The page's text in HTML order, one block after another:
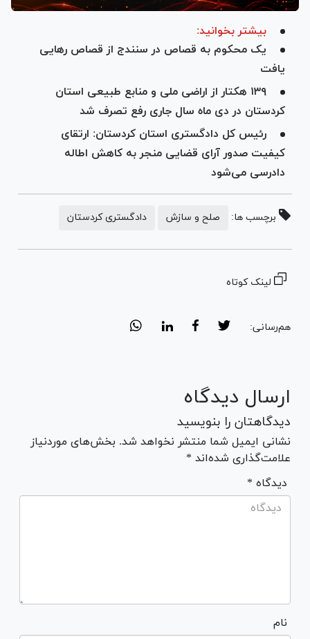
بیشتر بخوانید:
یک محکوم به قصاص در سنندج از قصاص رهایی
یافت
۱۳۹ هکتار از اراضی ملی و منابع طبیعی استان
کردستان در دی ماه سال جاری رفع تصرف شد
رئیس کل دادگستری استان کردستان: ارتقای
کیفیت صدور آرای قضایی منجر به کاهش اطاله
دادرسی می‌شود
برچسب ها: صلح و سازش دادگستری کردستان
لینک کوتاه
هم‌رسانی:
ارسال دیدگاه
دیدگاهتان را بنویسید
نشانی ایمیل شما منتشر نخواهد شد. بخش‌های موردنیاز
علامت‌گذاری شده‌اند *
* دیدگاه
نام